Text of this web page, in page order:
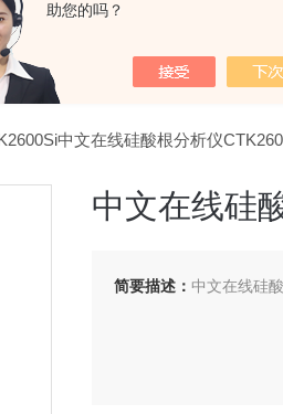
助您的吗？
器，
中文在线硅酸根分析仪
中文在线硅
简要描述： 中文在线硅